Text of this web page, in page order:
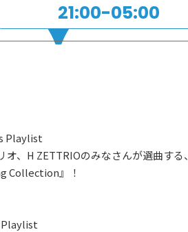
21:00-05:00
Playlist
オ、H ZETTRIOのみなさんが選曲する、
Collection』！